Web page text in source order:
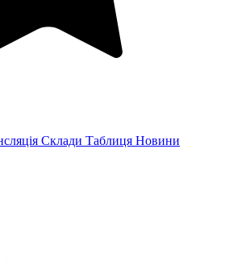
Склади Таблиця Новини